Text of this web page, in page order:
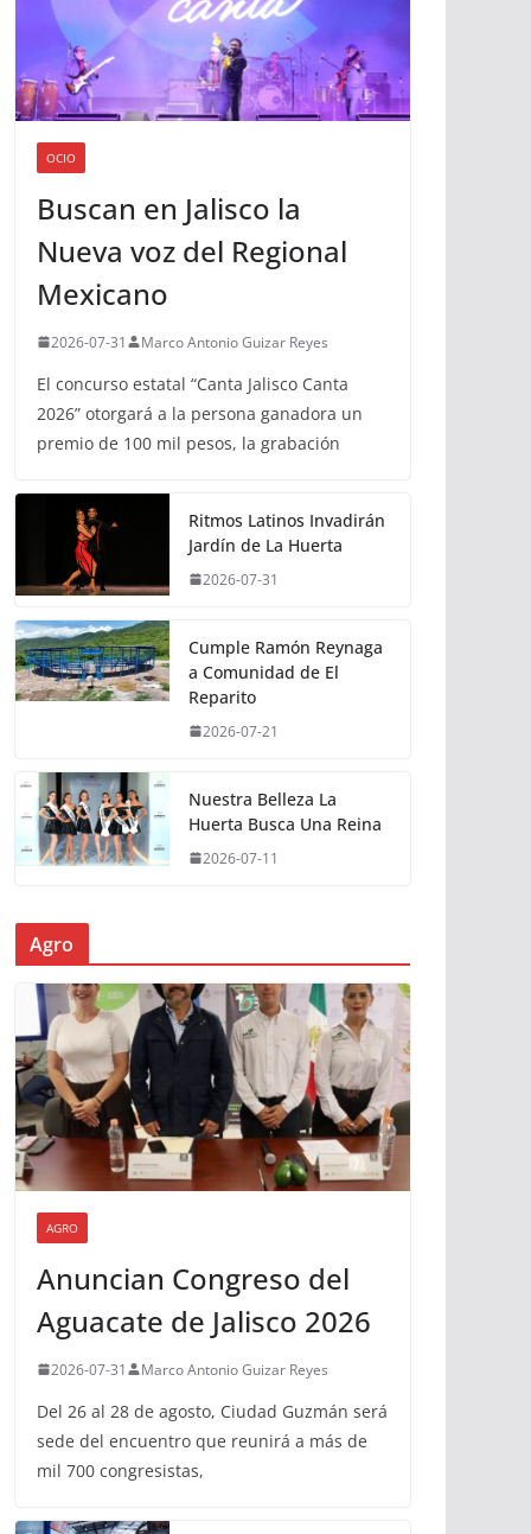
OCIO
Buscan en Jalisco la
Nueva voz del Regional
Mexicano
2026-07-31 Marco Antonio Guizar Reyes
El concurso estatal “Canta Jalisco Canta
2026” otorgará a la persona ganadora un
premio de 100 mil pesos, la grabación
Ritmos Latinos Invadirán
Jardín de La Huerta
2026-07-31
Cumple Ramón Reynaga
a Comunidad de El
Reparito
2026-07-21
Nuestra Belleza La
Huerta Busca Una Reina
2026-07-11
Agro
AGRO
Anuncian Congreso del
Aguacate de Jalisco 2026
2026-07-31 Marco Antonio Guizar Reyes
Del 26 al 28 de agosto, Ciudad Guzmán será
sede del encuentro que reunirá a más de
mil 700 congresistas,